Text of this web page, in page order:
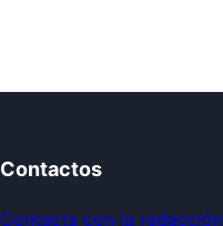
Contactos
Contacta con la redacción